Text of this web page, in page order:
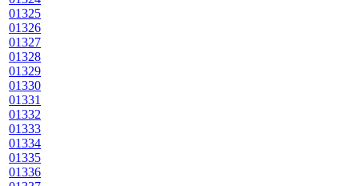
01325
01326
01327
01328
01329
01330
01331
01332
01333
01334
01335
01336